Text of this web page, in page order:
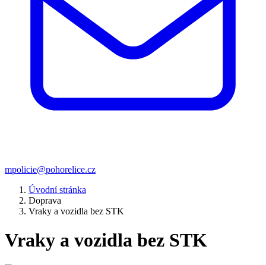
mpolicie@pohorelice.cz
Úvodní stránka
Doprava
Vraky a vozidla bez STK
Vraky a vozidla bez STK